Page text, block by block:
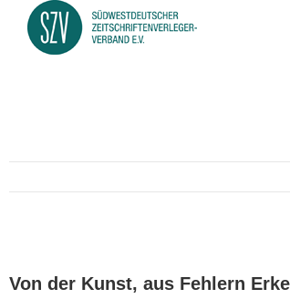
grösseres
Bild
Von der Kunst, aus Fehlern